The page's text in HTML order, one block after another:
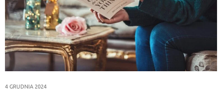
4 GRUDNIA 2024